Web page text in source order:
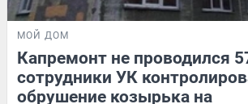
МОЙ ДОМ
Капремонт не проводился
сотрудники УК
обрушение козырька на